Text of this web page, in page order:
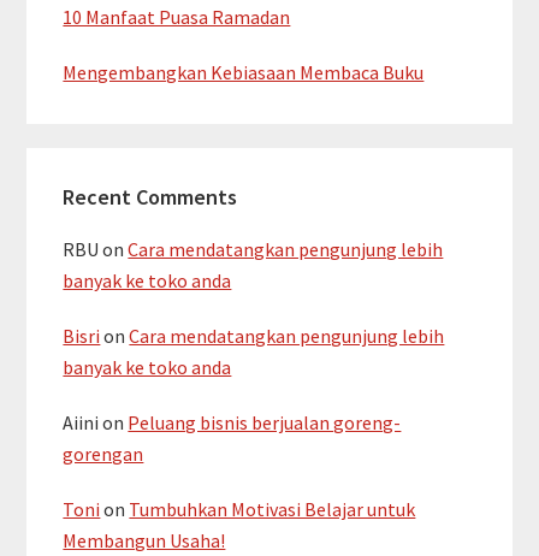
10 Manfaat Puasa Ramadan
Mengembangkan Kebiasaan Membaca Buku
Recent Comments
RBU onCara mendatangkan pengunjung lebih
banyak ke toko anda
Bisri onCara mendatangkan pengunjung lebih
banyak ke toko anda
Aiini on Peluang bisnis berjualan goreng-
gorengan
Toni on Tumbuhkan Motivasi Belajar untuk
Membangun Usaha!